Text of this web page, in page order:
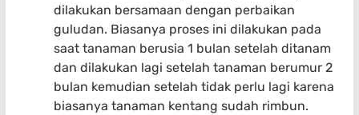
dilakukan bersamaan dengan perbaikan
guludan. Biasanya proses ini dilakukan pada
saat tanaman berusia 1 bulan setelah ditanam
dan dilakukan lagi setelah tanaman berumur 2
bulan kemudian setelah tidak perlu lagi karena
biasanya tanaman kentang sudah rimbun.